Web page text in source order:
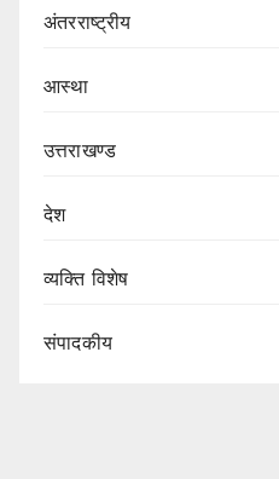
अंतरराष्ट्रीय
आस्था
उत्तराखण्ड
देश
व्यक्ति विशेष
संपादकीय